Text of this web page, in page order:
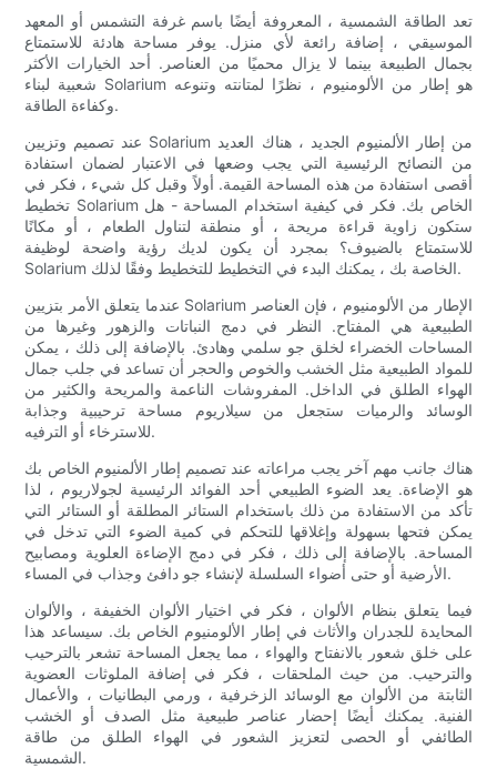
تعد الطاقة الشمسية ، المعروفة أيضًا باسم غرفة التشمس أو المعهد
الموسيقي ، إضافة رائعة لأي منزل. يوفر مساحة هادئة للاستمتاع
بجمال الطبيعة بينما لا يزال محميًا من العناصر. أحد الخيارات الأكثر
شعبية لبناء Solarium هو إطار من الألومنيوم ، نظرًا لمتانته وتنوعه
وكفاءة الطاقة.
عند تصميم وتزيين Solarium من إطار الألمنيوم الجديد ، هناك العديد
من النصائح الرئيسية التي يجب وضعها في الاعتبار لضمان استفادة
أقصى استفادة من هذه المساحة القيمة. أولاً وقبل كل شيء ، فكر في
تخطيط Solarium الخاص بك. فكر في كيفية استخدام المساحة - هل
ستكون زاوية قراءة مريحة ، أو منطقة لتناول الطعام ، أو مكانًا
للاستمتاع بالضيوف؟ بمجرد أن يكون لديك رؤية واضحة لوظيفة
Solarium الخاصة بك ، يمكنك البدء في التخطيط للتخطيط وفقًا لذلك.
عندما يتعلق الأمر بتزيين Solarium الإطار من الألومنيوم ، فإن العناصر
الطبيعية هي المفتاح. النظر في دمج النباتات والزهور وغيرها من
المساحات الخضراء لخلق جو سلمي وهادئ. بالإضافة إلى ذلك ، يمكن
للمواد الطبيعية مثل الخشب والخوص والحجر أن تساعد في جلب جمال
الهواء الطلق في الداخل. المفروشات الناعمة والمريحة والكثير من
الوسائد والرميات ستجعل من سيلاريوم مساحة ترحيبية وجذابة
للاسترخاء أو الترفيه.
هناك جانب مهم آخر يجب مراعاته عند تصميم إطار الألمنيوم الخاص بك
هو الإضاءة. يعد الضوء الطبيعي أحد الفوائد الرئيسية لجولاريوم ، لذا
تأكد من الاستفادة من ذلك باستخدام الستائر المطلقة أو الستائر التي
يمكن فتحها بسهولة وإغلاقها للتحكم في كمية الضوء التي تدخل في
المساحة. بالإضافة إلى ذلك ، فكر في دمج الإضاءة العلوية ومصابيح
الأرضية أو حتى أضواء السلسلة لإنشاء جو دافئ وجذاب في المساء.
فيما يتعلق بنظام الألوان ، فكر في اختيار الألوان الخفيفة ، والألوان
المحايدة للجدران والأثاث في إطار الألومنيوم الخاص بك. سيساعد هذا
على خلق شعور بالانفتاح والهواء ، مما يجعل المساحة تشعر بالترحيب
والترحيب. من حيث الملحقات ، فكر في إضافة الملوثات العضوية
الثابتة من الألوان مع الوسائد الزخرفية ، ورمي البطانيات ، والأعمال
الفنية. يمكنك أيضًا إحضار عناصر طبيعية مثل الصدف أو الخشب
الطائفي أو الحصى لتعزيز الشعور في الهواء الطلق من طاقة
الشمسية.